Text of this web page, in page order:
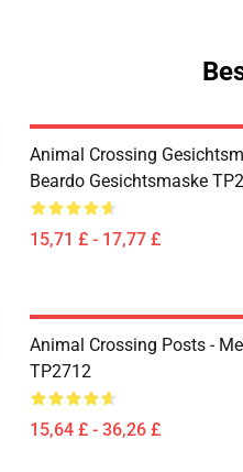
Animal Crossing
Beardo Gesichtsmaske
15,71 £ - 17,77 £
Animal Crossing Posts -
TP2712
15,64 £ - 36,26 £